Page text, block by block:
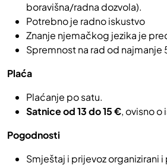
boravišna/radna dozvola).
Potrebno je radno iskustvo
Znanje njemačkog jezika je
Spremnost na rad od najmanje
Plaća
Plaćanje po satu.
Satnice od 13 do 15 €, ovisno o
Pogodnosti
Smještaj i prijevoz organizirani